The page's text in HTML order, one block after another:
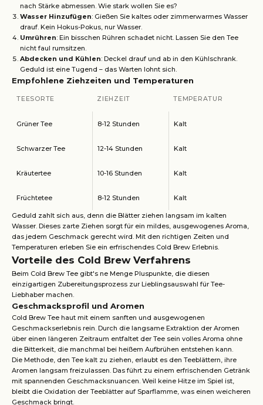
nach Stärke abmessen. Wie stark wollen Sie es?
Wasser Hinzufügen: Gießen Sie kaltes oder zimmerwarmes Wasser
drauf. Kein Hokus-Pokus, nur Wasser.
Umrühren: Ein bisschen Rühren schadet nicht. Lassen Sie den Tee
nicht faul rumsitzen.
Abdecken und Kühlen: Deckel drauf und ab in den Kühlschrank.
Geduld ist eine Tugend – das Warten lohnt sich.
Empfohlene Ziehzeiten und Temperaturen
TEESORTE ZIEHZEIT TEMPERATUR
Grüner Tee 8-12 Stunden Kalt
Schwarzer Tee 12-14 Stunden Kalt
Kräutertee 10-16 Stunden Kalt
Früchtetee 8-12 Stunden Kalt
Geduld zahlt sich aus, denn die Blätter ziehen langsam im kalten
Wasser. Dieses zarte Ziehen sorgt für ein mildes, ausgewogenes Aroma,
das jedem Geschmack gerecht wird. Mit den richtigen Zeiten und
Temperaturen erleben Sie ein erfrischendes Cold Brew Erlebnis.
Vorteile des Cold Brew Verfahrens
Beim Cold Brew Tee gibt's ne Menge Pluspunkte, die diesen
einzigartigen Zubereitungsprozess zur Lieblingsauswahl für Tee-
Liebhaber machen.
Geschmacksprofil und Aromen
Cold Brew Tee haut mit einem sanften und ausgewogenen
Geschmackserlebnis rein. Durch die langsame Extraktion der Aromen
über einen längeren Zeitraum entfaltet der Tee sein volles Aroma ohne
die Bitterkeit, die manchmal bei heißem Aufbrühen entstehen kann.
Die Methode, den Tee kalt zu ziehen, erlaubt es den Teeblättern, ihre
Aromen langsam freizulassen. Das führt zu einem erfrischenden Getränk
mit spannenden Geschmacksnuancen. Weil keine Hitze im Spiel ist,
bleibt die Oxidation der Teeblätter auf Sparflamme, was einen weicheren
Geschmack bringt.